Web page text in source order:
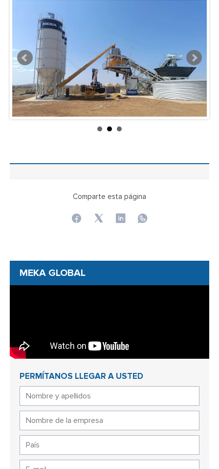
Comparte esta página
MEKA GLOBAL
PERMÍTANOS LLEGAR A USTED